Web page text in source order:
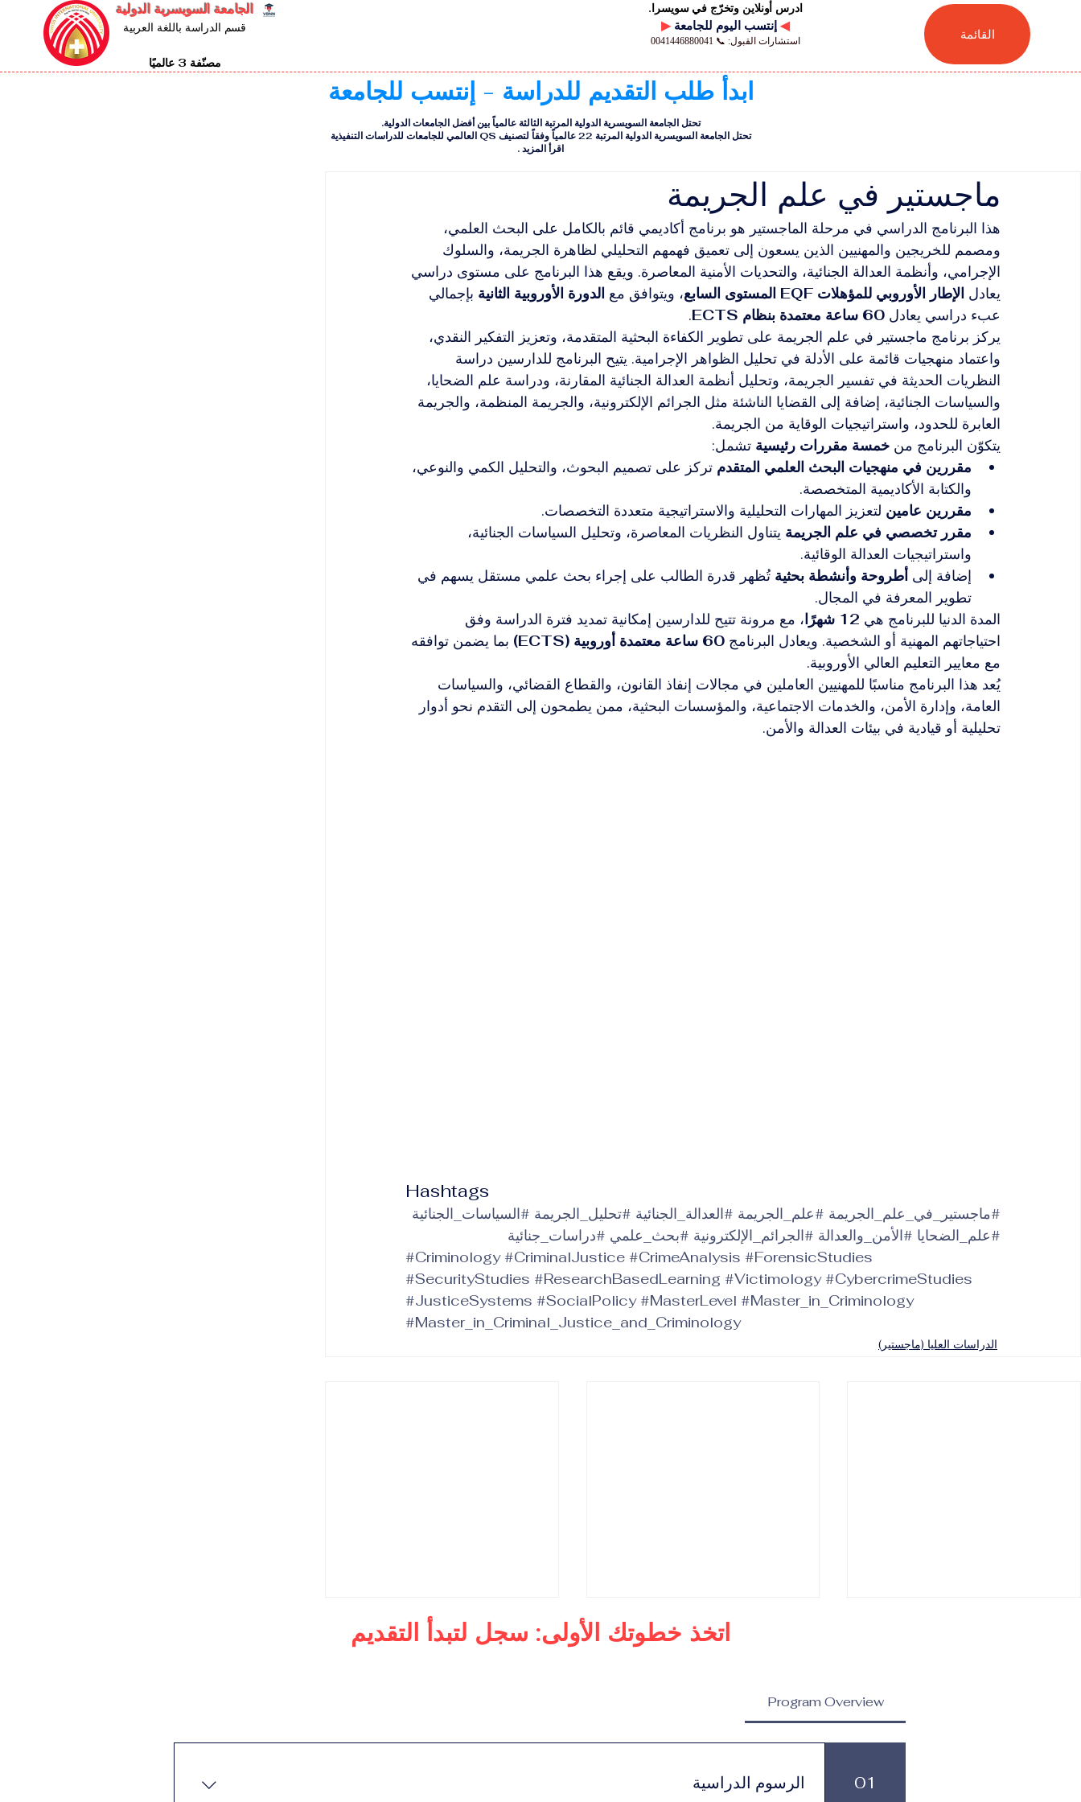
الجامعة السويسرية الدولية
قسم الدراسة باللغة العربية
مصنّفة 3 عالميًا
ادرس أونلاين وتخرّج في سويسرا.
▶ ◀
استشارات القبول: 📞 0041446880041 القائمة
ابدأ طلب التقديم للدراسة - إنتسب للجامعة
تحتل الجامعة السويسرية الدولية المرتبة الثالثة عالمياً بين أفضل الجامعات الدولية.
تحتل الجامعة السويسرية الدولية المرتبة 22 عالمياً وفقاً لتصنيف QS العالمي للجامعات للدراسات التنفيذية
اقرأ المزيد.
ماجستير في علم الجريمة
هذا البرنامج الدراسي في مرحلة الماجستير هو برنامج أكاديمي قائم بالكامل على البحث العلمي،
ومصمم للخريجين والمهنيين الذين يسعون إلى تعميق فهمهم التحليلي لظاهرة الجريمة، والسلوك
الإجرامي، وأنظمة العدالة الجنائية، والتحديات الأمنية المعاصرة. ويقع هذا البرنامج على مستوى دراسي
يعادل الإطار الأوروبي للمؤهلات EQF المستوى السابع ، ويتوافق مع الدورة الأوروبية الثانية بإجمالي
عبء دراسي يعادل 60 ساعة معتمدة بنظام ECTS
.
يركز برنامج ماجستير في علم الجريمة على تطوير الكفاءة البحثية المتقدمة، وتعزيز التفكير النقدي،
واعتماد منهجيات قائمة على الأدلة في تحليل الظواهر الإجرامية. يتيح البرنامج للدارسين دراسة
النظريات الحديثة في تفسير الجريمة، وتحليل أنظمة العدالة الجنائية المقارنة، ودراسة علم الضحايا،
والسياسات الجنائية، إضافة إلى القضايا الناشئة مثل الجرائم الإلكترونية، والجريمة المنظمة، والجريمة
العابرة للحدود، واستراتيجيات الوقاية من الجريمة.
يتكوّن البرنامج من خمسة مقررات رئيسية تشمل:
مقررين في منهجيات البحث العلمي المتقدم تركز على تصميم البحوث، والتحليل الكمي والنوعي،
والكتابة الأكاديمية المتخصصة.
مقررين عامين لتعزيز المهارات التحليلية والاستراتيجية متعددة التخصصات.
مقرر تخصصي في علم الجريمة يتناول النظريات المعاصرة، وتحليل السياسات الجنائية،
واستراتيجيات العدالة الوقائية.
إضافة إلى أطروحة وأنشطة بحثية تُظهر قدرة الطالب على إجراء بحث علمي مستقل يسهم في
تطوير المعرفة في المجال.
المدة الدنيا للبرنامج هي 12 شهرًا
، مع مرونة تتيح للدارسين إمكانية تمديد فترة الدراسة وفق
احتياجاتهم المهنية أو الشخصية. ويعادل البرنامج 60 ساعة معتمدة أوروبية (ECTS)
بما يضمن توافقه
مع معايير التعليم العالي الأوروبية.
يُعد هذا البرنامج مناسبًا للمهنيين العاملين في مجالات إنفاذ القانون، والقطاع القضائي، والسياسات
العامة، وإدارة الأمن، والخدمات الاجتماعية، والمؤسسات البحثية، ممن يطمحون إلى التقدم نحو أدوار
تحليلية أو قيادية في بيئات العدالة والأمن.
Hashtags
#ماجستير_في_علم_الجريمة #علم_الجريمة #العدالة_الجنائية #تحليل_الجريمة #السياسات_الجنائية
#علم_الضحايا #الأمن_والعدالة #الجرائم_الإلكترونية #بحث_علمي #دراسات_جنائية
#Criminology #CriminalJustice #CrimeAnalysis #ForensicStudies
#SecurityStudies #ResearchBasedLearning #Victimology #CybercrimeStudies
#JusticeSystems #SocialPolicy #MasterLevel #Master_in_Criminology
#Master_in_Criminal_Justice_and_Criminology
الدراسات العليا (ماجستير)
والاستراتيجيات الفاخرة العالمية
اتخذ خطوتك الأولى: سجل لتبدأ التقديم
Program Overview
01 الرسوم الدراسية